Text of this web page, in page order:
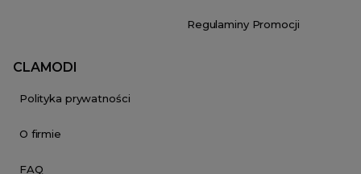
Regulaminy Promocji
CLAMODI
Polityka prywatności
O firmie
FAQ